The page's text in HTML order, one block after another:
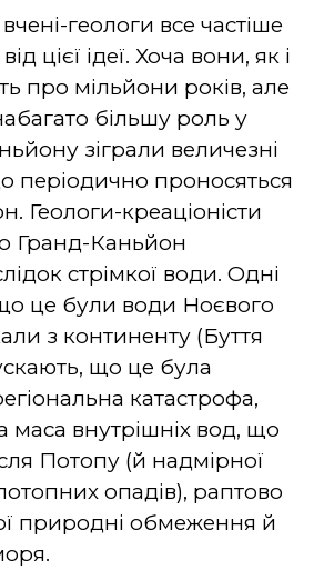
геологи все частіше
цієї ідеї. Хоча вони, як і
про мільйони років, але
більшу роль у
зіграли величезні
періодично проносяться
Геологи-креаціоністи
Гранд-Каньйон
стрімкої води. Одні
це були води Ноєвого
з континенту (Буття
що це була
катастрофа,
маса внутрішніх вод, що
Потопу (й надмірної
опадів), раптово
природні обмеження й